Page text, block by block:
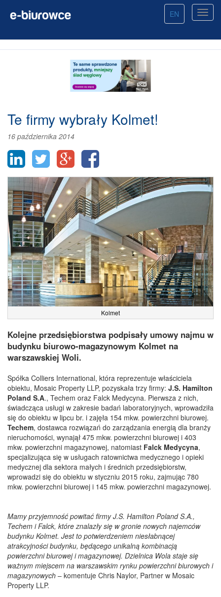
EN
Te firmy wybrały Kolmet!
16 października 2014
Kolmet
Kolejne przedsiębiorstwa podpisały umowy najmu w
budynku biurowo-magazynowym Kolmet na
warszawskiej Woli.
Spółka Colliers International, która reprezentuje właściciela
obiektu, Mosaic Property LLP, pozyskała trzy firmy: J.S. Hamilton
Poland S.A., Techem oraz Falck Medycyna. Pierwsza z nich,
świadcząca usługi w zakresie badań laboratoryjnych, wprowadziła
się do obiektu w lipcu br. i zajęła 154 mkw. powierzchni biurowej.
Techem, dostawca rozwiązań do zarządzania energią dla branży
nieruchomości, wynajął 475 mkw. powierzchni biurowej i 403
mkw. powierzchni magazynowej, natomiast Falck Medycyna,
specjalizująca się w usługach ratownictwa medycznego i opieki
medycznej dla sektora małych i średnich przedsiębiorstw,
wprowadzi się do obiektu w styczniu 2015 roku, zajmując 780
mkw. powierzchni biurowej i 145 mkw. powierzchni magazynowej.
Mamy przyjemność powitać firmy J.S. Hamilton Poland S.A.,
Techem i Falck, które znalazły się w gronie nowych najemców
budynku Kolmet. Jest to potwierdzeniem niesłabnącej
atrakcyjności budynku, będącego unikalną kombinacją
powierzchni biurowej i magazynowej. Dzielnica Wola staje się
ważnym miejscem na warszawskim rynku powierzchni biurowych i
magazynowych – komentuje Chris Naylor, Partner w Mosaic
Property LLP.